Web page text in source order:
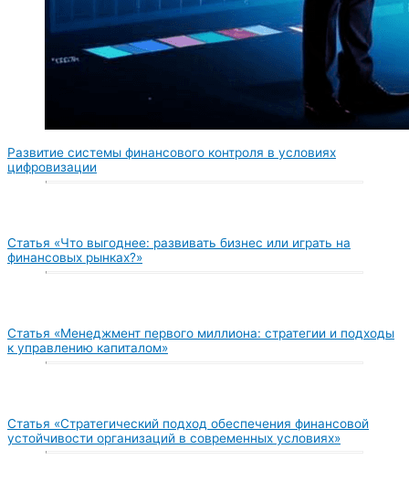
Развитие системы финансового контроля в условиях
цифровизации
Статья «Что выгоднее: развивать бизнес или играть на
финансовых рынках?»
Статья «Менеджмент первого миллиона: стратегии и подходы
к управлению капиталом»
Статья «Стратегический подход обеспечения финансовой
устойчивости организаций в современных условиях»